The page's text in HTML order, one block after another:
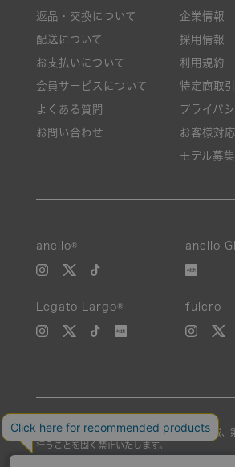
返品・交換について
配送について
お支払いについて
会員サービスについて
よくある質問
お問い合わせ
企業情報
採用情報
利用規約
特定商取
プライバ
お客様対
モデル募集
anello® anello
Legato Largo® fulcro
当サイトの内容、画像などを無断で複製、転載、
行うことを固く禁止いたします。